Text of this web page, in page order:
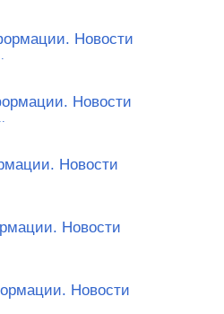
Новости
Новости
Новости
Новости
Новости